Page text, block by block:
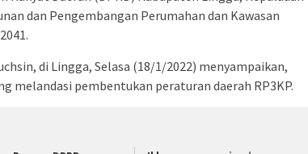
dan Pengembangan Perumahan dan Kawasan
di Lingga, Selasa (18/1/2022) menyampaikan,
melandasi pembentukan peraturan daerah RP3KP.